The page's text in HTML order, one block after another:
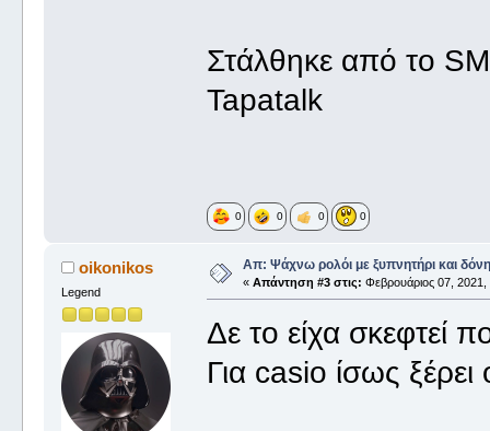
Στάλθηκε από το
Tapatalk
0 0 0 0
oikonikos
Legend
Απ: Ψάχνω ρολόι με ξυπνητήρι και
« Απάντηση #3 στις: Φεβρουάριος 07,
Δε το είχα σκεφτεί
Για casio ίσως